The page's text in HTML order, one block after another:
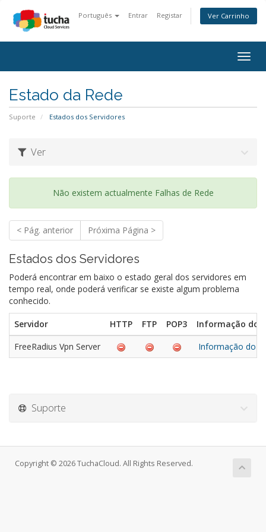
Português Entrar Registar Ver Carrinho
Estado da Rede
Suporte Estados dos Servidores
Ver
Não existem actualmente Falhas de Rede
< Pág. anterior Próxima Página >
Estados dos Servidores
Poderá encontrar em baixo o estado geral dos servidores em
tempo real, onde poderá verificar se existe algum problema
conhecido.
Servidor HTTP FTP POP3
Informação do
FreeRadius Vpn Server
Informação do
Suporte
Copyright © 2026 TuchaCloud. All Rights Reserved.